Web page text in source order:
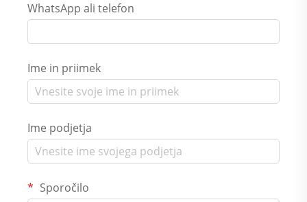
WhatsApp ali telefon
Ime in priimek
Ime podjetja
Sporočilo